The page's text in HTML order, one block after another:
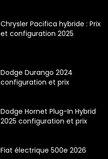
Chrysler Pacifica hybride : Prix
et configuration 2025
Dodge Durango 2024
configuration et prix
Dodge Hornet Plug-In Hybrid
2025 configuration et prix
Fiat électrique 500e 2026